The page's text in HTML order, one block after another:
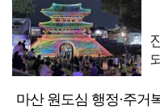
마산 원도심 행정·주거